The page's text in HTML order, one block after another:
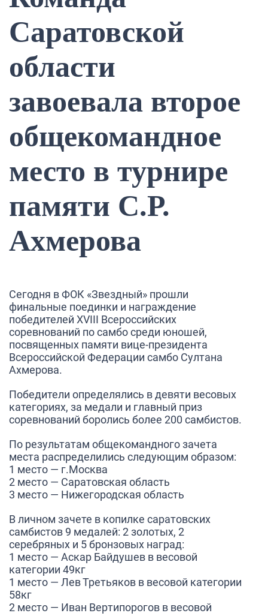
Саратовской
области
завоевала второе
общекомандное
место в турнире
памяти С.Р.
Ахмерова
Сегодня в ФОК «Звездный» прошли
финальные поединки и награждение
победителей XVIII Всероссийских
соревнований по самбо среди юношей,
посвященных памяти вице-президента
Всероссийской Федерации самбо Султана
Ахмерова.
Победители определялись в девяти весовых
категориях, за медали и главный приз
соревнований боролись более 200 самбистов.
По результатам общекомандного зачета
места распределились следующим образом:
1 место — г.Москва
2 место — Саратовская область
3 место — Нижегородская область
В личном зачете в копилке саратовских
самбистов 9 медалей: 2 золотых, 2
серебряных и 5 бронзовых наград:
1 место — Аскар Байдушев в весовой
категории 49кг
1 место — Лев Третьяков в весовой категории
58кг
2 место — Иван Вертипорогов в весовой